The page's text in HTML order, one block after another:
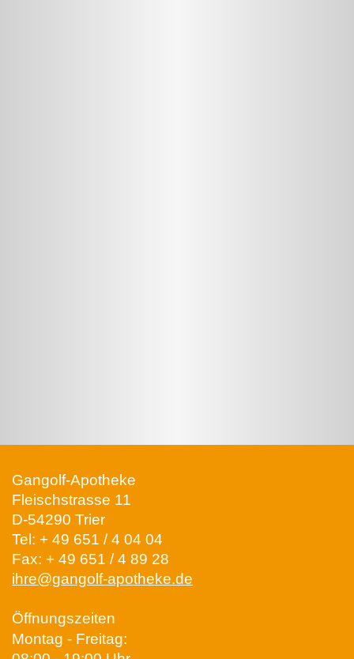
Gangolf-Apotheke
Fleischstrasse 11
D-54290 Trier
Tel: + 49 651 / 4 04 04
Fax: + 49 651 / 4 89 28
ihre@gangolf-apotheke.de
Öffnungszeiten
Montag - Freitag: